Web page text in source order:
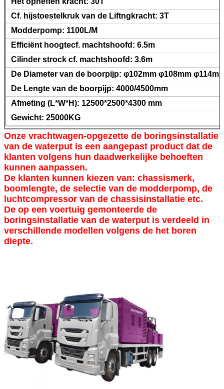
VERZENDEN
Cf. hijstoestelkruk van de Liftngkracht: 3T
Modderpomp: 1100L/M
Efficiënt hoogtecf. machtshoofd: 6.5m
Cilinder strock cf. machtshoofd: 3.6m
De Diameter van de boorpijp: φ102mm φ108mm
De Lengte van de boorpijp: 4000/4500mm
Afmeting (L*W*H): 12500*2500*4300 mm
Gewicht: 25000KG
Onze vrachtwagen-opgezette de boringsinstallatie
van de waterput is een aangepast product dat de
klanten volgens hun daadwerkelijke behoeften
kunnen aanpassen.
De klanten kunnen kiezen van: chassismerk,
boomlengte, de selectie van de modderpomp, de
luchtcompressor van de chassisinstallatie etc.
De op een voertuig gemonteerde de
boringsinstallatie van de waterput is verdeeld in
verschillende modellen volgens de het boren
diepte.